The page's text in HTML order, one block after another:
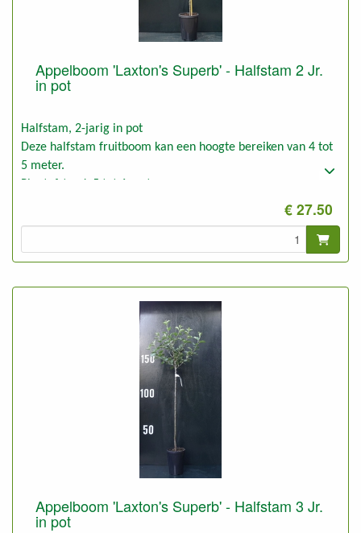
Appelboom 'Laxton's Superb' - Halfstam 2 Jr.
in pot
Halfstam, 2-jarig in pot
Deze halfstam fruitboom kan een hoogte bereiken van 4 tot
5 meter.
€ 27.50
Appelboom 'Laxton's Superb' - Halfstam 3 Jr.
in pot